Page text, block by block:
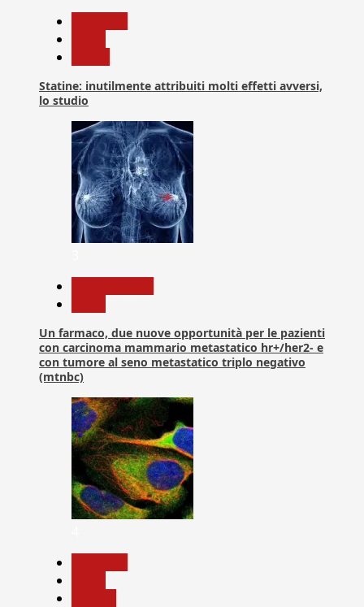
Statine: inutilmente attribuiti molti effetti avversi,
lo studio
Un farmaco, due nuove opportunità per le pazienti
con carcinoma mammario metastatico hr+/her2- e
con tumore al seno metastatico triplo negativo
(mtnbc)